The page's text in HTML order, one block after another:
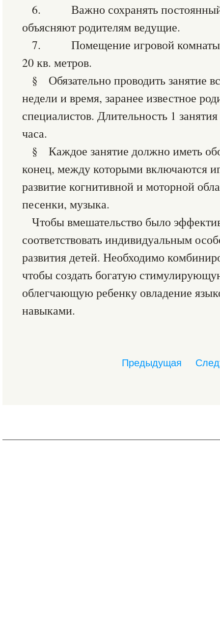
6. Важно сохранять постоянный
объясняют родителям ведущие.
7. Помещение игровой комнаты
20 кв. метров.
§ Обязательно проводить занятие
недели и время, заранее известное
специалистов. Длительность 1
часа.
§ Каждое занятие должно иметь
конец, между которыми включаются
развитие когнитивной и моторной
песенки, музыка.
Чтобы вмешательство было
соответствовать индивидуальным
развития детей. Необходимо
чтобы создать богатую
облегчающую ребенку овладение
навыками.
Предыдущая